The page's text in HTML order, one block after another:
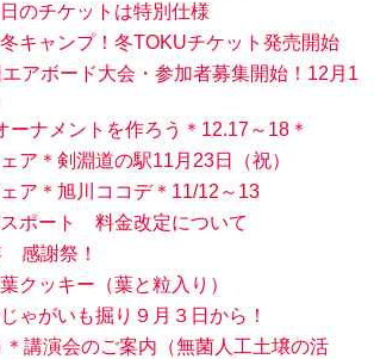
のチケットは特別仕様
キャンプ！冬TOKUチケット発売開始
アボード大会・参加者募集開始！12月1
ーナメントを作ろう＊12.17～18＊
ア＊剣淵道の駅11月23日（祝）
ア＊旭川ココデ＊11/12～13
ポート 料金改定について
感謝祭！
クッキー（葉と粒入り）
ゃがいも掘り９月３日から！
＊講演会のご案内（無菌人工土壌の活